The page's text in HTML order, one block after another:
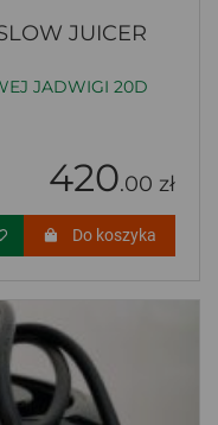
JUICER
JADWIGI 20D
420.00 zł
Do koszyka